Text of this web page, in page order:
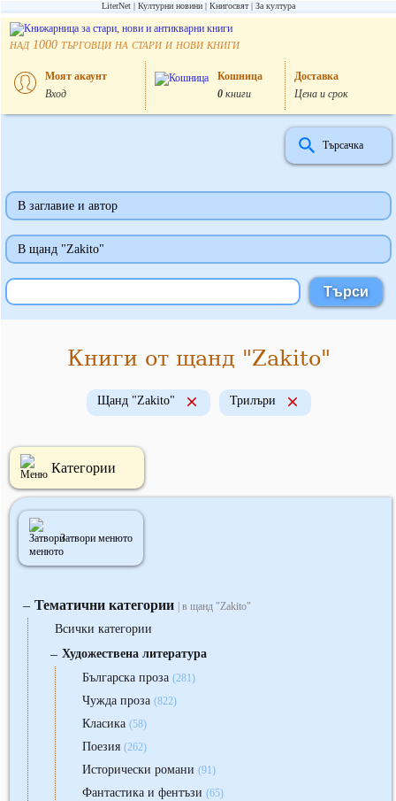
LiterNet Културни новини Книгосвят За култура
над 1000 търговци на стари и нови книги
Моят акаунт
Вход
Кошница
0книги
Доставка
Цена и срок
Търсачка
В заглавие и автор
В щанд "Zakito"
Книги от щанд "Zakito"
Щанд "Zakito" Трилъри
Категории
Затвори менюто
‒ Тематични категории | в щанд "Zakito"
Всички категории
‒ Художествена литература
Българска проза (281)
Чужда проза (822)
Класика (58)
Поезия (262)
Исторически романи (91)
Фантастика и фентъзи (65)